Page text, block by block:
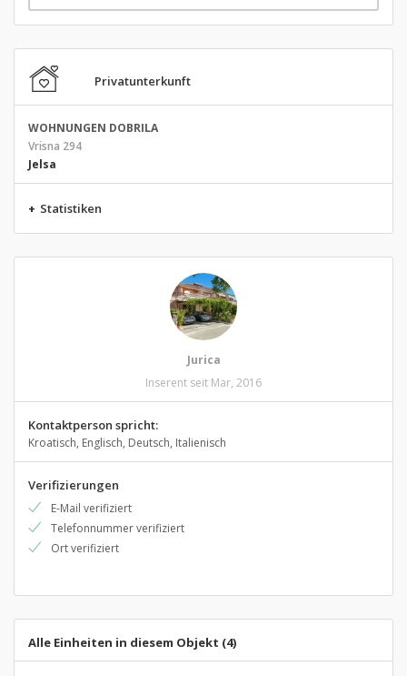
Privatunterkunft
WOHNUNGEN DOBRILA
Vrisna 294
Jelsa
+ Statistiken
Jurica
Inserent seit Mar, 2016
Kontaktperson spricht:
Kroatisch, Englisch, Deutsch, Italienisch
Verifizierungen
E-Mail verifiziert
Telefonnummer verifiziert
Ort verifiziert
Alle Einheiten in diesem Objekt (4)